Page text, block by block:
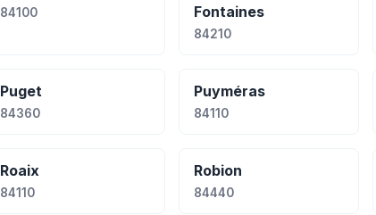
84100
Fontaines
84210
Puget
84360
Puyméras
84110
Roaix
84110
Robion
84440